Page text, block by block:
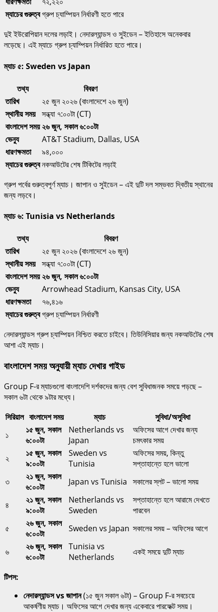
ম্যাচের গুরুত্বগ্রুপ চ্যাম্পিয়ন নির্ধারণী হতে পারে
দুই ইউরোপিয়ান দলের লড়াই। নেদারল্যান্ডস ও সুইডেন – ইতিহাসে অনেকবার
লড়েছে। এই ম্যাচে গ্রুপ চ্যাম্পিয়ন নির্ধারিত হতে পারে।
ম্যাচ ৫: Sweden vs Japan
তথ্য
বিবরণ
তারিখ
২৫ জুন ২০২৬ (বাংলাদেশে ২৬ জুন)
স্থানীয় সময় সন্ধ্যা ৭:০০টা (CT)
বাংলাদেশ সময়২৬ জুন, সকাল ৬:০০টা
ভেন্যু
AT&T Stadium, Dallas, USA
ধারণক্ষমতা
৯৪,০০০
ম্যাচের গুরুত্বনকআউটের শেষ টিকিটের লড়াই
গ্রুপ পর্বের গুরুত্বপূর্ণ ম্যাচ। জাপান ও সুইডেন – এই দুটি দল সম্ভবত দ্বিতীয় স্থানের
জন্য লড়বে।
ম্যাচ ৬: Tunisia vs Netherlands
তথ্য
বিবরণ
তারিখ
২৫ জুন ২০২৬ (বাংলাদেশে ২৬ জুন)
স্থানীয় সময় সন্ধ্যা ৭:০০টা (CT)
বাংলাদেশ সময়২৬ জুন, সকাল ৬:০০টা
ভেন্যু
Arrowhead Stadium, Kansas City, USA
ধারণক্ষমতা
৭৬,৪১৬
ম্যাচের গুরুত্বগ্রুপ চ্যাম্পিয়ন নির্ধারণী
নেদারল্যান্ডস গ্রুপ চ্যাম্পিয়ন নিশ্চিত করতে চাইবে। তিউনিসিয়ার জন্য নকআউটের শেষ
আশা এই ম্যাচ।
বাংলাদেশ সময় অনুযায়ী ম্যাচ দেখার গাইড
Group F-র ম্যাচগুলো বাংলাদেশি দর্শকদের জন্য বেশ সুবিধাজনক সময়ে পড়ছে –
সকাল ৬টা থেকে ৯টার মধ্যে।
সিরিয়াল বাংলাদেশ সময় ম্যাচ
সুবিধা/অসুবিধা
১
১৫ জুন, সকাল
৬:০০টা
Netherlands vs
Japan
অফিসের আগে দেখার জন্য
চমৎকার সময়
২
১৫ জুন, সকাল
৯:০০টা
Sweden vs
Tunisia
অফিসের সময়, কিন্তু
সপ্তাহান্তে হলে ভালো
৩
২১ জুন, সকাল
৬:০০টা
Japan vs Tunisia সকালের স্লট – ভালো সময়
৪
২১ জুন, সকাল
৯:০০টা
Netherlands vs
Sweden
সপ্তাহান্তে হলে আরামে দেখতে
পারবেন
৫
২৬ জুন, সকাল
৬:০০টা
Sweden vs Japan সকালের সময় – অফিসের আগে
৬
২৬ জুন, সকাল
৬:০০টা
Tunisia vs
Netherlands
একই সময়ে দুটি ম্যাচ
টিপস:
নেদারল্যান্ডস vs জাপান(১৫ জুন সকাল ৬টা) – Group F-র সবচেয়ে
আকর্ষণীয় ম্যাচ। অফিসের আগে দেখার জন্য একেবারে পারফেক্ট সময়।